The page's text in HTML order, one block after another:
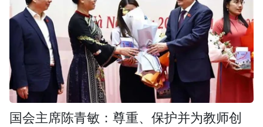
国会主席陈青敏：尊重、保护并为教师创